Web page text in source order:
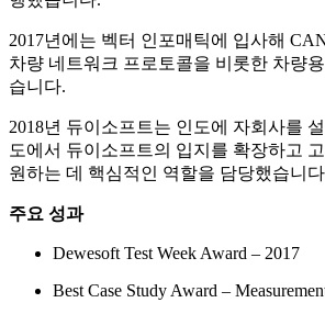
2017년에는 벡터 인포매틱에 입사해
차량 네트워크 프로토콜을 비롯한 차량
습니다.
2018년 듀이소프트는 인도에 자회사를
도에서 듀이소프트의 입지를 확장하고
원하는 데 핵심적인 역할을 담당했습니
주요 성과
Dewesoft Test Week Award – 2017
Best Case Study Award –